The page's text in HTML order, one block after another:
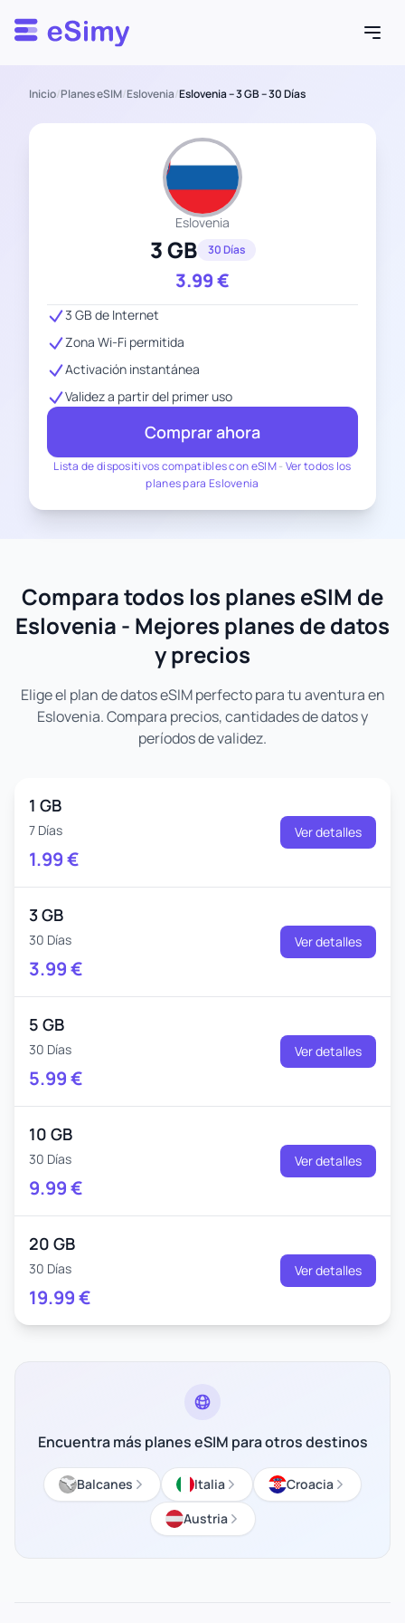
Esimy
Inicio/Planes eSIM/Eslovenia/Eslovenia – 3 GB – 30 Días
Eslovenia
3 GB 30 Días
3.99€
Lista de dispositivos compatibles con eSIM- Ver todos los
planes para Eslovenia
3 GB de Internet
Zona Wi-Fi permitida
Activación instantánea
Validez a partir del primer uso
Comprar ahora
Compara todos los planes eSIM de
Eslovenia - Mejores planes de datos
y precios
Elige el plan de datos eSIM perfecto para tu aventura en
Eslovenia. Compara precios, cantidades de datos y
períodos de validez.
1 GB
7 Días
1.99€
Ver detalles
3 GB
30 Días
3.99€
Ver detalles
5 GB
30 Días
5.99€
Ver detalles
10 GB
30 Días
9.99€
Ver detalles
20 GB
30 Días
19.99€
Ver detalles
Encuentra más planes eSIM para otros destinos
Balcanes Italia
Croacia
Austria